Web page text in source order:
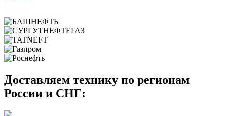
Доставляем технику по регионам
России и СНГ: